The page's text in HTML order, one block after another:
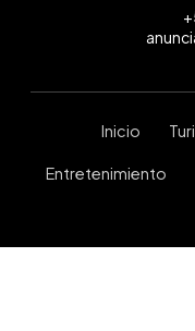
Inicio
Entretenimiento